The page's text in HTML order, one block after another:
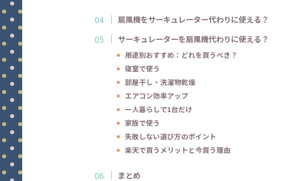
扇風機をサーキュレーター代わりに使える？
サーキュレーターを扇風機代わりに使える？
用途別おすすめ：どれを買うべき？
寝室で使う
部屋干し・洗濯物乾燥
エアコン効率アップ
一人暮らしで1台だけ
家族で使う
失敗しない選び方のポイント
楽天で買うメリットと今買う理由
まとめ